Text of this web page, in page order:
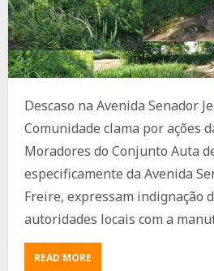
Descaso na Avenida Senador
Comunidade clama por ações
Moradores do Conjunto Auta
especificamente da Avenida
Freire, expressam indignação
autoridades locais com a
READ MOREABOUT